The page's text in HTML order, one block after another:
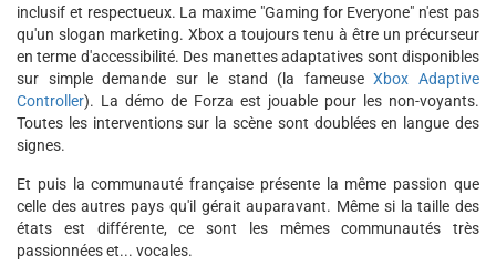
inclusif et respectueux. La maxime "Gaming for Everyone" n'est pas
qu'un slogan marketing. Xbox a toujours tenu à être un précurseur
en terme d'accessibilité. Des manettes adaptatives sont disponibles
sur simple demande sur le stand (la fameuseXbox Adaptive
Controller). La démo de Forza est jouable pour les non-voyants.
Toutes les interventions sur la scène sont doublées en langue des
signes.
Et puis la communauté française présente la même passion que
celle des autres pays qu'il gérait auparavant. Même si la taille des
états est différente, ce sont les mêmes communautés très
passionnées et... vocales.